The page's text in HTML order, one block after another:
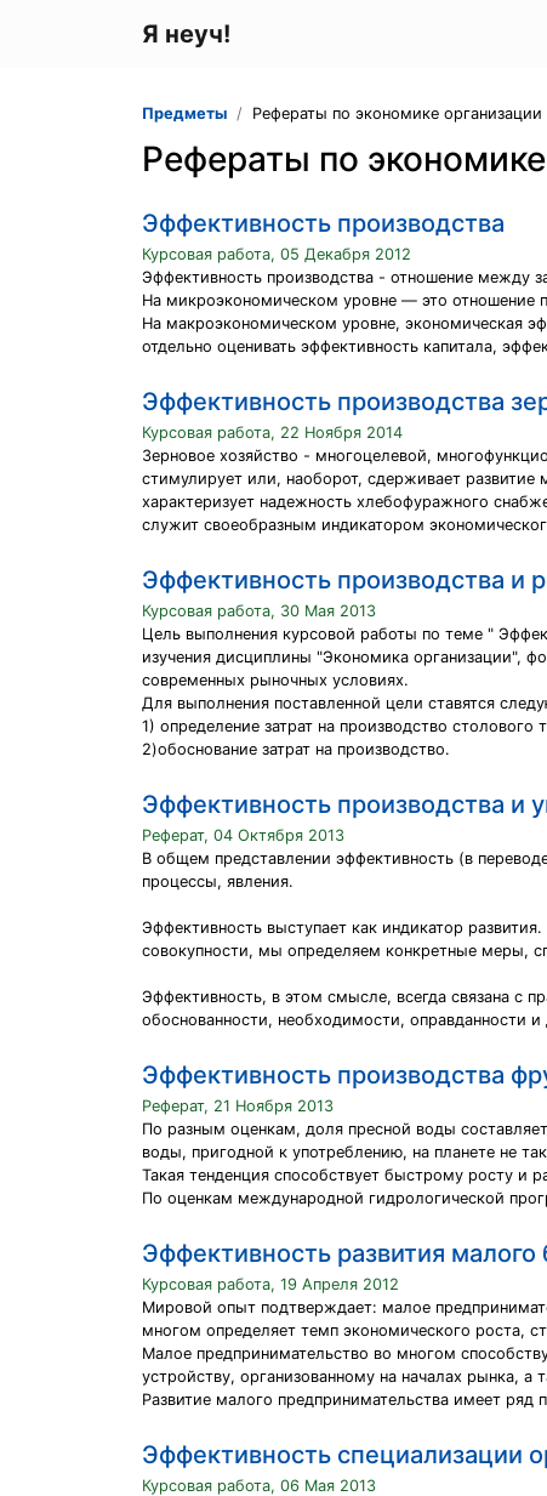
Я неуч!
Предметы Рефераты по экономике организации
Рефераты по
Эффективность производства
Курсовая работа, 05 Декабря 2012
Эффективность производства - отношение между
На микроэкономическом уровне — это отношение
На макроэкономическом уровне, экономическая
отдельно оценивать эффективность капитала,
Эффективность производства
Курсовая работа, 22 Ноября 2014
Зерновое хозяйство - многоцелевой,
стимулирует или, наоборот, сдерживает развитие
характеризует надежность хлебофуражного
служит своеобразным индикатором
Эффективность производства и
Курсовая работа, 30 Мая 2013
Цель выполнения курсовой работы по теме "
изучения дисциплины "Экономика организации",
современных рыночных условиях.
Для выполнения поставленной цели ставятся
1) определение затрат на производство столового
2)обоснование затрат на производство.
Эффективность производства и
Реферат, 04 Октября 2013
В общем представлении эффективность (в
процессы, явления.
Эффективность выступает как индикатор
совокупности, мы определяем конкретные меры,
Эффективность, в этом смысле, всегда связана с
обоснованности, необходимости, оправданности и
Эффективность производства
Реферат, 21 Ноября 2013
По разным оценкам, доля пресной воды
воды, пригодной к употреблению, на планете не
Такая тенденция способствует быстрому росту и
По оценкам международной гидрологической
Эффективность развития малого
Курсовая работа, 19 Апреля 2012
Мировой опыт подтверждает: малое
многом определяет темп экономического роста,
Малое предпринимательство во многом
устройству, организованному на началах рынка,
Развитие малого предпринимательства имеет ряд
Эффективность специализации
Курсовая работа, 06 Мая 2013